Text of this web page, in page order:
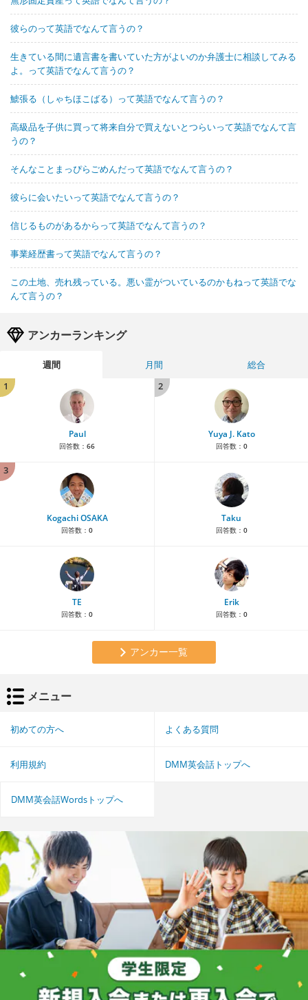
彼らのって英語でなんて言うの？
生きている間に遺言書を書いていた方がよいのか弁護士に相談してみる
よ。って英語でなんて言うの？
鯱張る（しゃちほこばる）って英語でなんて言うの？
高級品を子供に買って将来自分で買えないとつらいって英語でなんて言
うの？
そんなことまっぴらごめんだって英語でなんて言うの？
彼らに会いたいって英語でなんて言うの？
信じるものがあるからって英語でなんて言うの？
事業経歴書って英語でなんて言うの？
この土地、売れ残っている。悪い霊がついているのかもねって英語でな
んて言うの？
アンカーランキング
週間 月間
総合
1
Paul
回答数： 66
2
Yuya J. Kato
回答数： 0
3
Kogachi OSAKA
回答数： 0
Taku
回答数： 0
TE
回答数： 0
Erik
回答数： 0
アンカー一覧
メニュー
初めての方へ よくある質問
利用規約 DMM英会話トップへ
DMM英会話Wordsトップへ